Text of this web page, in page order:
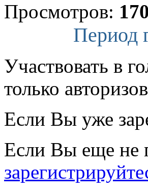
Просмотров:
Период
Участвовать в
только
Если Вы уже
Если Вы еще не